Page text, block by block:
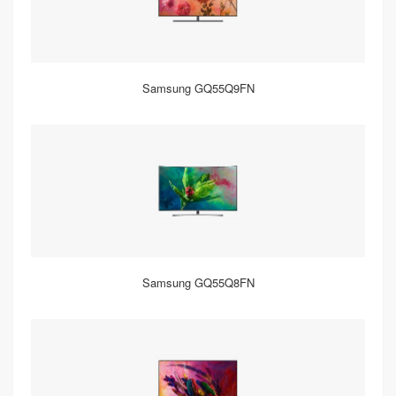
Samsung GQ55Q9FN
Samsung GQ55Q8FN